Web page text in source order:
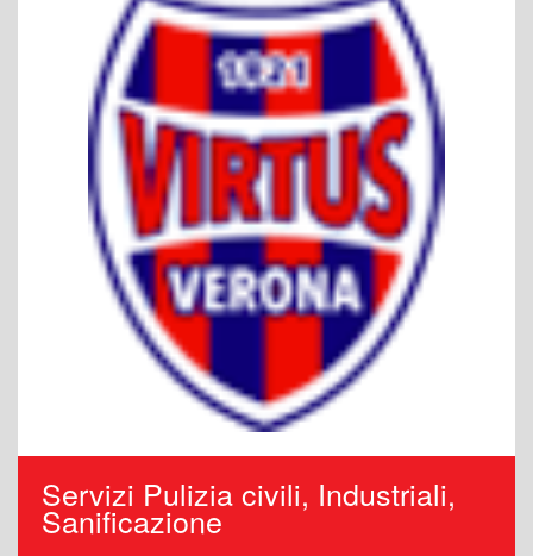
Servizi Pulizia civili, Industriali,
Sanificazione